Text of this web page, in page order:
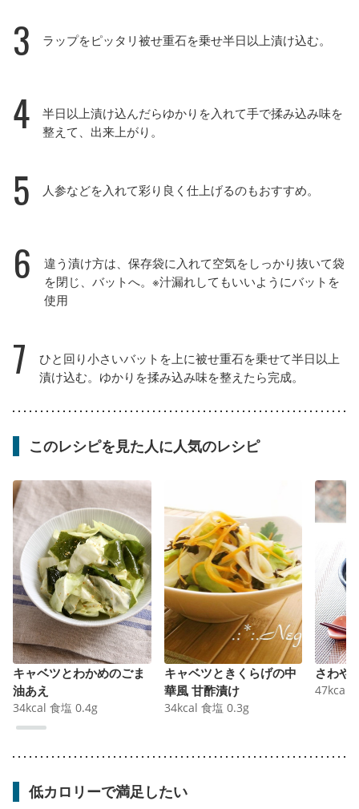
3 ラップをピッタリ被せ重石を乗せ半日以上漬け込む。
4
半日以上漬け込んだらゆかりを入れて手で揉み込み味を
整えて、出来上がり。
5 人参などを入れて彩り良く仕上げるのもおすすめ。
6
違う漬け方は、保存袋に入れて空気をしっかり抜いて袋
を閉じ、バットへ。※汁漏れしてもいいようにバットを
使用
7
ひと回り小さいバットを上に被せ重石を乗せて半日以上
漬け込む。ゆかりを揉み込み味を整えたら完成。
このレシピを見た人に人気のレシピ
キャベツとわかめのごま
油あえ
34kcal 食塩 0.4g
キャベツときくらげの中
華風 甘酢漬け
34kcal 食塩 0.3g
さわや
47kcal
低カロリーで満足したい